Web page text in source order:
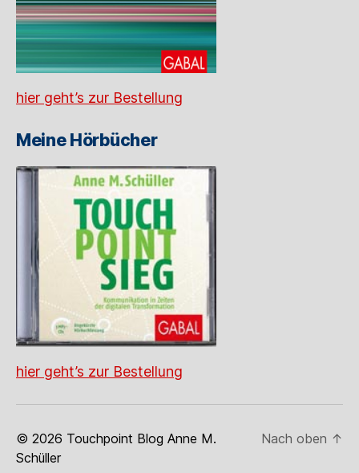
hier geht’s zur Bestellung
Meine Hörbücher
hier geht’s zur Bestellung
© 2026 Touchpoint Blog Anne M.
Schüller
Nach oben ↑